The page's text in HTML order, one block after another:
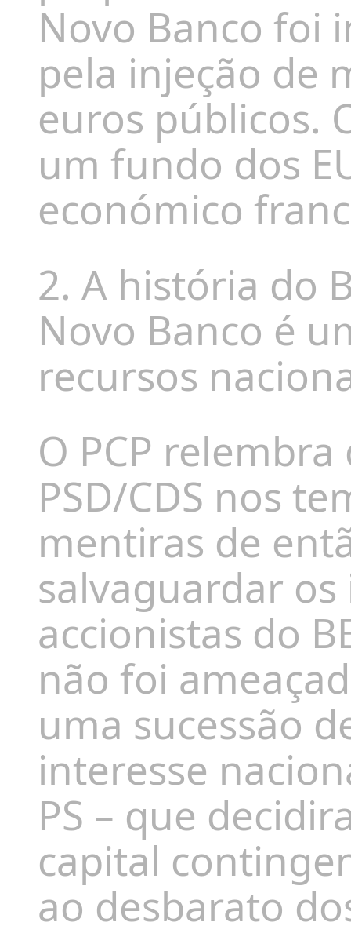
Novo Banco foi
pela injeção de
euros públicos.
um fundo dos
económico
2. A história do
Novo Banco é
recursos
O PCP
PSD/CDS nos
mentiras de
salvaguardar
accionistas do
não foi
uma sucessão
interesse
PS – que
capital
ao desbarato